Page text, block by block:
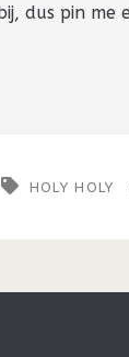
dus pin me
HOLY HOLY